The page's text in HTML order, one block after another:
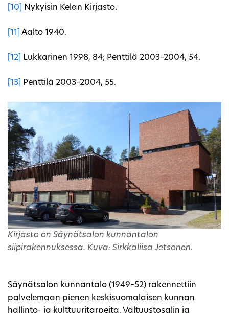
[10] Nykyisin Kelan Kirjasto.
[11] Aalto 1940.
[12] Lukkarinen 1998, 84; Penttilä 2003–2004, 54.
[13] Penttilä 2003–2004, 55.
Kirjasto on Säynätsalon kunnantalon
siipirakennuksessa. Kuva: Sirkkaliisa Jetsonen.
Säynätsalon kunnantalo (1949–52) rakennettiin
palvelemaan pienen keskisuomalaisen kunnan
hallinto- ja kulttuuritarpeita. Valtuustosalin ja